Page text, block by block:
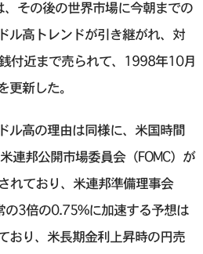
その後の世界市場に今朝までの
ル高トレンドが引き継がれ、対
付近まで売られて、1998年10月
新した。
ル高の理由は同様に、米国時間
連邦公開市場委員会（FOMC）が
れており、米連邦準備理事会
の3倍の0.75%に加速する予想は
おり、米長期金利上昇時の円売